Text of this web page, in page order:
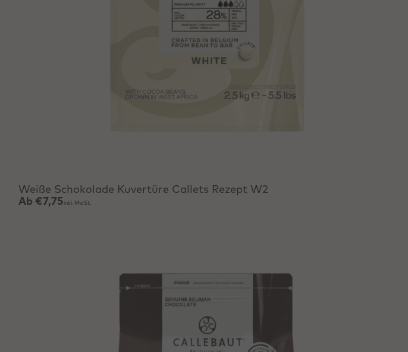
Weiße Schokolade Kuvertüre Callets Rezept W2
Ab €7,75 inkl. MwSt.